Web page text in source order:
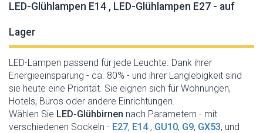
LED-Glühlampen E14 , LED-Glühlampen E27 - auf
Lager
LED-Lampen passend für jede Leuchte. Dank ihrer
Energieeinsparung - ca. 80% - und ihrer Langlebigkeit sind
sie heute eine Priorität. Sie eignen sich für Wohnungen,
Hotels, Büros oder andere Einrichtungen.
Wählen Sie LED-Glühbirnen nach Parametern - mit
verschiedenen Sockeln - E27, E14, GU10, G9, GX53, und